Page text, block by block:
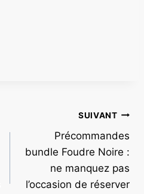
SUIVANT
Précommandes
bundle Foudre Noire :
ne manquez pas
l’occasion de réserver